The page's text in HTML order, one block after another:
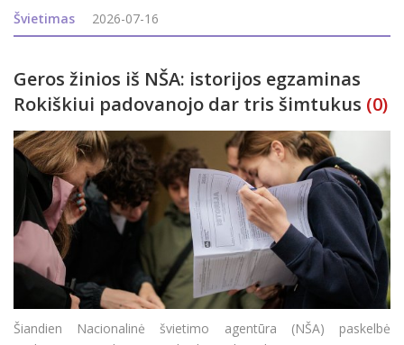
prašymų pildymas, koregavimas; 2026 m. rugpjūčio 1 d. iki 2026
m. rugpjūčio 5 d. – e
Švietimas 2026-07-16
Geros žinios iš NŠA: istorijos egzaminas
Rokiškiui padovanojo dar tris šimtukus (0)
Šiandien Nacionalinė švietimo agentūra (NŠA) paskelbė